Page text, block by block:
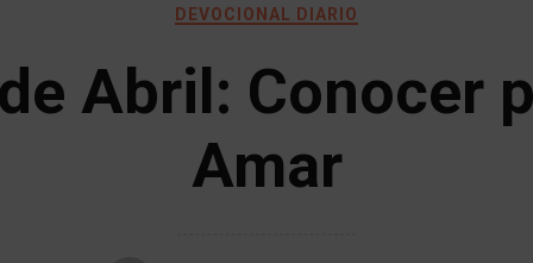
DEVOCIONAL DIARIO
Abril: Conocer
Amar